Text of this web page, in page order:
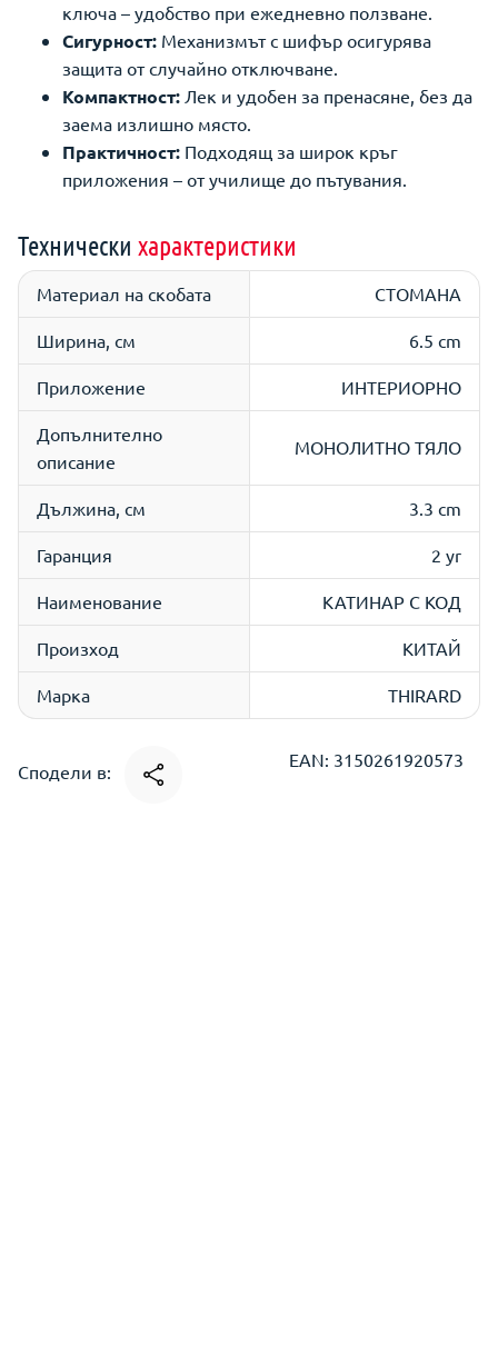
ключа – удобство при ежедневно ползване.
Сигурност: Механизмът с шифър осигурява
защита от случайно отключване.
Компактност: Лек и удобен за пренасяне, без да
заема излишно място.
Практичност: Подходящ за широк кръг
приложения – от училище до пътувания.
Технически характеристики
Материал на скобата СТОМАНА
Ширина, см 6.5 cm
Приложение ИНТЕРИОРНО
Допълнително
описание
МОНОЛИТНО ТЯЛО
Дължина, см 3.3 cm
Гаранция 2 yr
Наименование КАТИНАР С КОД
Произход КИТАЙ
Марка THIRARD
Сподели в:
EAN: 3150261920573